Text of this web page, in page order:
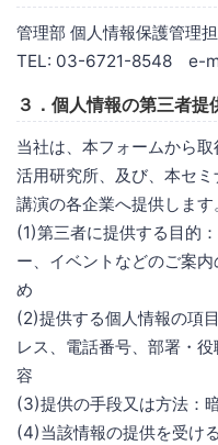
管理部 個人情報保護管理
TEL: 03-6721-8548 e-
３．個人情報の第三者提
当社は、本フォームから
活用研究所、及び、本セ
講演の各企業へ提供します
(1)第三者に提供する目的
ー、イベントなどのご案
め
(2)提供する個人情報の項
レス、電話番号、部署・
容
(3)提供の手段又は方法：
(4)当該情報の提供を受け